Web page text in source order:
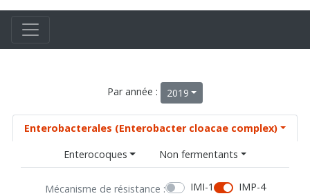
Par année : 2019
Enterobacterales (Enterobacter cloacae complex)
Enterocoques
Non fermentants
Mécanisme de résistance : IMI-1
IMP-4